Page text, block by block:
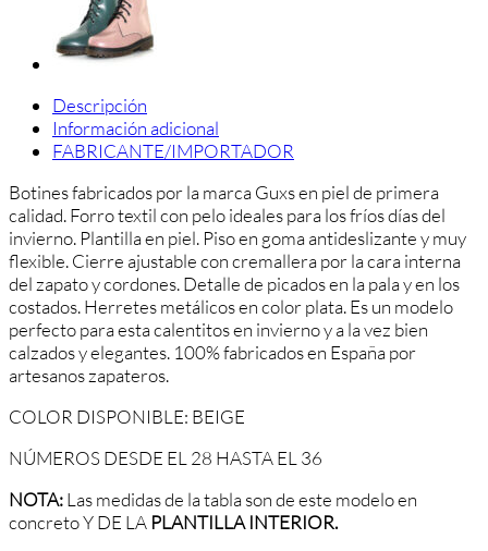
Descripción
Información adicional
FABRICANTE/IMPORTADOR
Botines fabricados por la marca Guxs en piel de primera
calidad. Forro textil con pelo ideales para los fríos días del
invierno. Plantilla en piel. Piso en goma antideslizante y muy
flexible. Cierre ajustable con cremallera por la cara interna
del zapato y cordones. Detalle de picados en la pala y en los
costados. Herretes metálicos en color plata. Es un modelo
perfecto para esta calentitos en invierno y a la vez bien
calzados y elegantes. 100% fabricados en España por
artesanos zapateros.
COLOR DISPONIBLE: BEIGE
NÚMEROS DESDE EL 28 HASTA EL 36
NOTA:Las medidas de la tabla son de este modelo en
concreto Y DE LA PLANTILLA INTERIOR.